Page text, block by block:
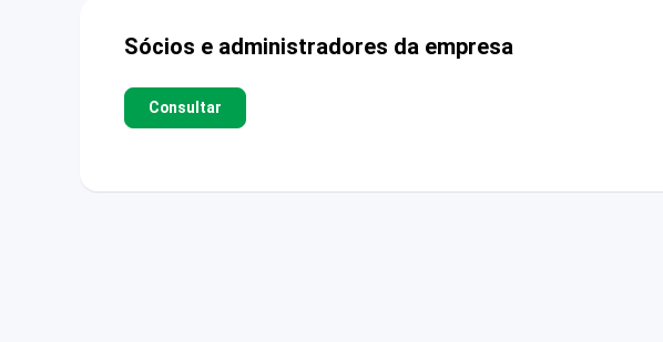
Sócios e administradores da empresa
Consultar